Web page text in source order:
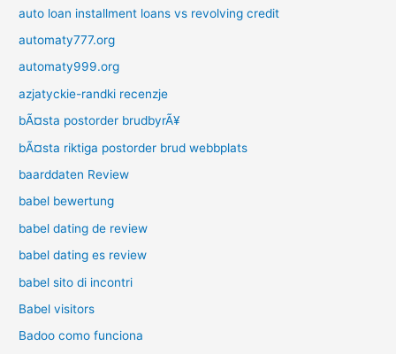
auto loan installment loans vs revolving credit
automaty777.org
automaty999.org
azjatyckie-randki recenzje
bÃ¤sta postorder brudbyrÃ¥
bÃ¤sta riktiga postorder brud webbplats
baarddaten Review
babel bewertung
babel dating de review
babel dating es review
babel sito di incontri
Babel visitors
Badoo como funciona